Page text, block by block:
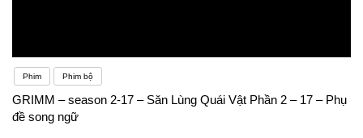
Phim Phim bộ
GRIMM – season 2-17 – Săn Lùng Quái Vật Phần 2 – 17 – Phụ
đề song ngữ